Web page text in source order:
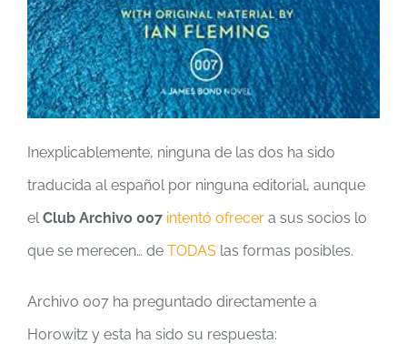
Inexplicablemente, ninguna de las dos ha sido
traducida al español por ninguna editorial, aunque
elClub Archivo 007 intentó ofrecer a sus socios lo
que se merecen… de TODAS las formas posibles.
Archivo 007 ha preguntado directamente a
Horowitz y esta ha sido su respuesta: